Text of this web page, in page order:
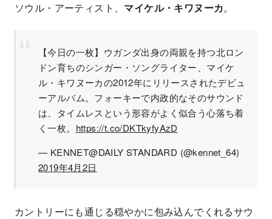
ソウル・アーティスト、 マイケル・キワヌーカ。
【今日の一枚】ウガンダ出身の両親を持つ北ロン
ドン育ちのシンガー・ソングライター、マイケ
ル・キワヌーカの2012年にリリースされたデビュ
ーアルバム。フォーキーで内政的なそのサウンド
は、タイムレスという形容がよく似合う心落ち着
く一枚。 https://t.co/DKTkyfyAzD
— KENNET@DAILY STANDARD (@kennet_64)
2019年4月2日
カントリーにも通じる穏やかに包み込んでくれるサウ